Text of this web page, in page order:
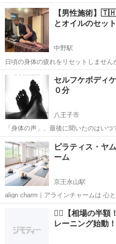
ときの注意点は？、開業して成功す
相談ください） ●実際のレッスンに
や生徒による整体施術体験 ●学校...
東京 豊島区 マッサージ
【男性施術】
とオイルのセット
中野駅
日頃の身体の疲れをリセットしませんか⁉️ 🇹🇭本場タイでライセ
取得🇹🇭 【男性限定】 ✨タイ古式🇹🇭マッサージとボディオイルマッ
サージ✨ ✨✨期間限定✨8月中は、特別価格で提供します この機会に
ぜひご体験...
東京 中野区 マッサ
セルフケボディ
０分
八王子市
「身体の声」、最後に聞いたのはいつですか？ 肩こり
み、冷え、疲れが抜けない… そんな
い」と思っていませんか？ ヨーロッパで長年プロダンサーとして身体
と向き合ってきた経験と、官足法を...
東京 八王子市 フットマッサ
ピラティス・ヤ
ーム
京王永山駅
align charm｜アラインチャームは 心
らしい魅力を引き立てる「charming
「charm」 3つの想いを込めて生
多摩市 京王永山駅 そ
🚶‍♂️【相場の半額
レーニング始動